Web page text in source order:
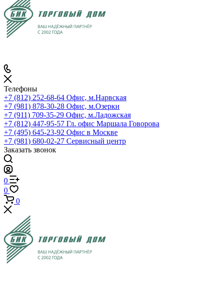
Телефоны
+7 (812) 252-68-64 Офис, м.Нарвская
+7 (981) 878-30-28 Офис, м.Озерки
+7 (911) 709-35-29 Офис, м.Ладожская
+7 (812) 447-95-57 Гл. офис Маршала Говорова
+7 (495) 645-23-92 Офис в Москве
+7 (981) 680-02-27 Сервисный центр
Заказать звонок
0
0
0